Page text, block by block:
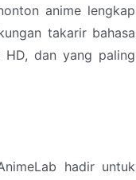
anime lengkap
takarir bahasa
HD, dan yang paling
hadir untuk